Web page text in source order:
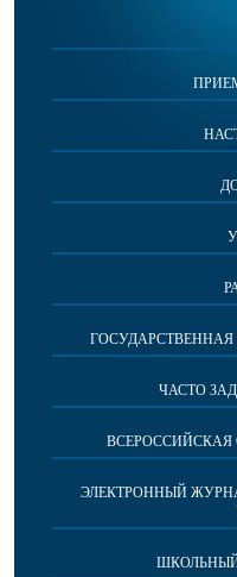
ГОСУДАРСТВЕННАЯ
ЧАСТО
ЭЛЕКТРОННЫЙ